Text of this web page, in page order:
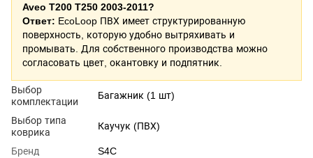
Aveo T200 T250 2003-2011?
Ответ: EcoLoop ПВХ имеет структурированную
поверхность, которую удобно вытряхивать и
промывать. Для собственного производства можно
согласовать цвет, окантовку и подпятник.
Выбор
комплектации
Багажник (1 шт)
Выбор типа
коврика
Каучук (ПВХ)
Бренд S4C